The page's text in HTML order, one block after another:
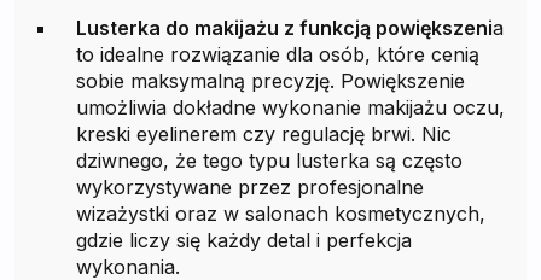
Lusterka do makijażu z funkcją powiększenia
to idealne rozwiązanie dla osób, które cenią
sobie maksymalną precyzję. Powiększenie
umożliwia dokładne wykonanie makijażu oczu,
kreski eyelinerem czy regulację brwi. Nic
dziwnego, że tego typu lusterka są często
wykorzystywane przez profesjonalne
wizażystki oraz w salonach kosmetycznych,
gdzie liczy się każdy detal i perfekcja
wykonania.